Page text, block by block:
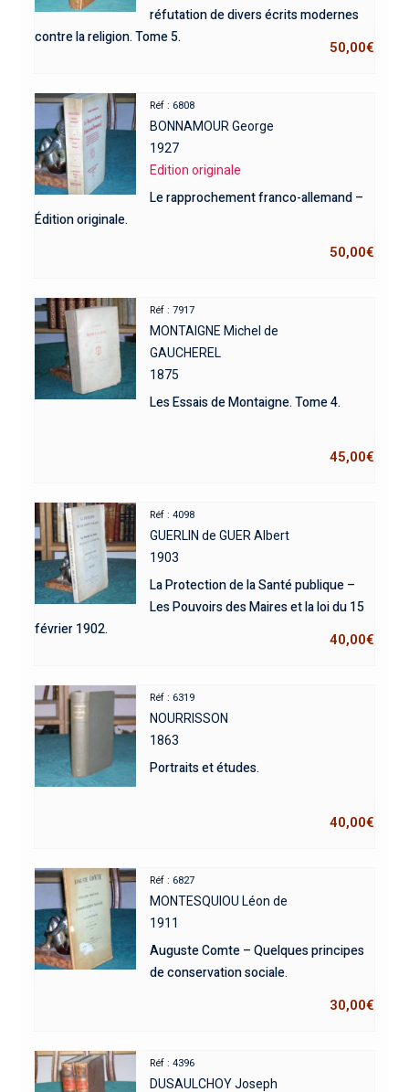
réfutation de divers écrits modernes
contre la religion. Tome 5.
50,00€
Réf : 6808
BONNAMOUR George
1927
Edition originale
Le rapprochement franco-allemand –
Édition originale.
50,00€
Réf : 7917
MONTAIGNE Michel de
GAUCHEREL
1875
Les Essais de Montaigne. Tome 4.
45,00€
Réf : 4098
GUERLIN de GUER Albert
1903
La Protection de la Santé publique –
Les Pouvoirs des Maires et la loi du 15
février 1902.
40,00€
Réf : 6319
NOURRISSON
1863
Portraits et études.
40,00€
Réf : 6827
MONTESQUIOU Léon de
1911
Auguste Comte – Quelques principes
de conservation sociale.
30,00€
Réf : 4396
DUSAULCHOY Joseph